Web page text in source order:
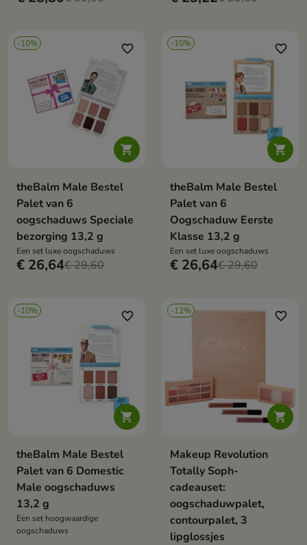
-10%

favorite_border
theBalm Male Bestel
Palet van 6
oogschaduws Speciale
bezorging 13,2 g
Een set luxe oogschaduws
€ 26,64€ 29,60
-10%

favorite_border
theBalm Male Bestel
Palet van 6
Oogschaduw Eerste
Klasse 13,2 g
Een set luxe oogschaduws
€ 26,64€ 29,60
-10%

favorite_border
theBalm Male Bestel
Palet van 6 Domestic
Male oogschaduws
13,2 g
Een set hoogwaardige
oogschaduws
-12%

favorite_border
Makeup Revolution
Totally Soph-
cadeauset:
oogschaduwpalet,
contourpalet, 3
lipglossjes